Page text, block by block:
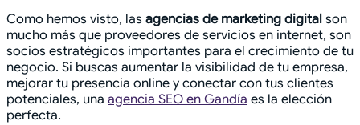
Como hemos visto, las agencias de marketing digital son
mucho más que proveedores de servicios en internet, son
socios estratégicos importantes para el crecimiento de tu
negocio. Si buscas aumentar la visibilidad de tu empresa,
mejorar tu presencia online y conectar con tus clientes
potenciales, una agencia SEO en Gandía es la elección
perfecta.